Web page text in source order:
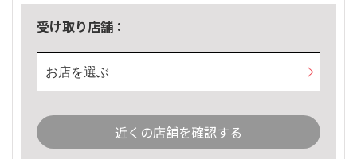
受け取り店舗：
お店を選ぶ
近くの店舗を確認する